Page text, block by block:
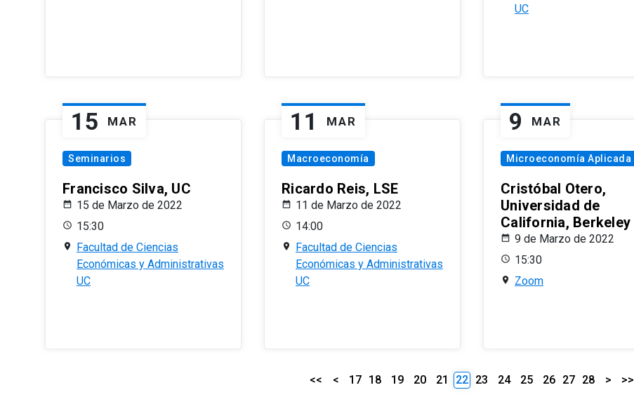
UC
15 MAR
Seminarios
Francisco Silva, UC
15 de Marzo de 2022
15:30
Facultad de Ciencias
Económicas y Administrativas
UC
11 MAR
Macroeconomía
Ricardo Reis, LSE
11 de Marzo de 2022
14:00
Facultad de Ciencias
Económicas y Administrativas
UC
9 MAR
Microeconomía Aplicada
Cristóbal Otero,
Universidad de
California, Berkeley
9 de Marzo de 2022
15:30
Zoom
<< < 17 18 19 20 21 22 23 24 25 26 27 28 > >>